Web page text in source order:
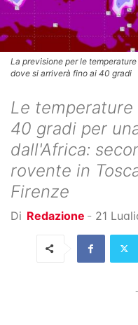
La previsione per le
dove si arriverà fino ai 40 gradi
Le
40 gradi per
dall'Africa:
rovente in
Firenze
Di Redazione - 21